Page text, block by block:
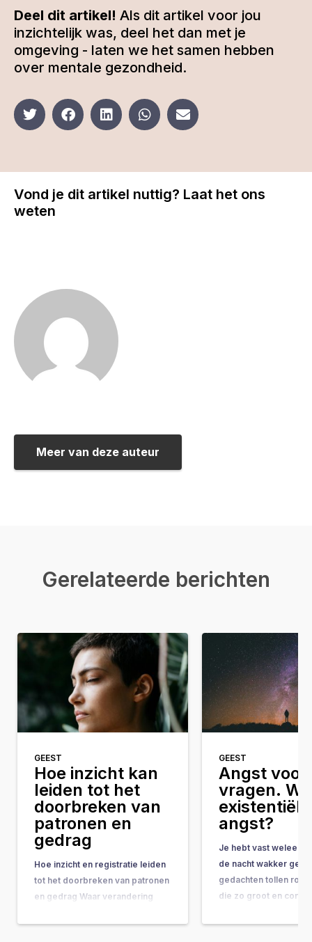
Deel dit artikel! Als dit artikel voor jou
inzichtelijk was, deel het dan met je
omgeving - laten we het samen hebben
over mentale gezondheid.
Vond je dit artikel nuttig? Laat het ons
weten
Meer van deze auteur
Gerelateerde berichten
GEEST
Hoe inzicht kan
leiden tot het
doorbreken van
patronen en
gedrag
Hoe inzicht en registratie leiden
tot het doorbreken van patronen
en gedrag Waar verandering
concrete do’s & don’ts, tips &
GEEST
Angst voor
vragen.
existentiële
angst?
Je hebt vast weleens
de nacht wakker
gedachten tollen
die zo groot en
lijken. Vragen als: